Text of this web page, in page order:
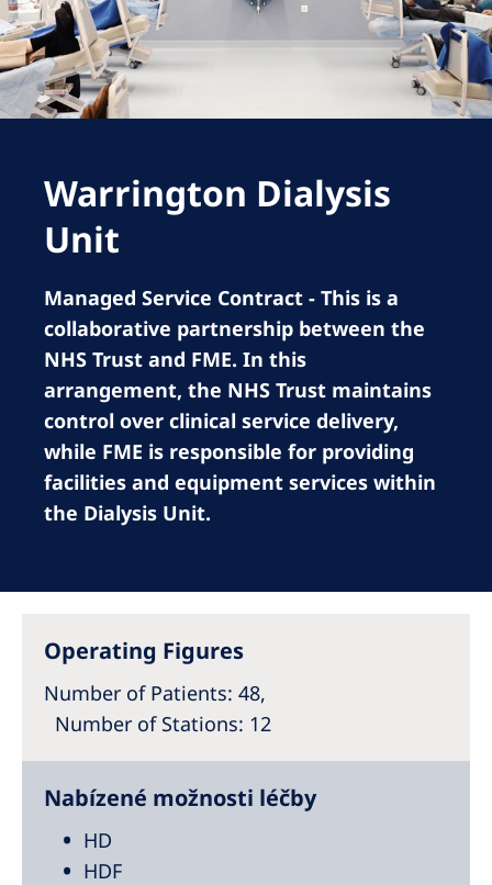
Romania
Russia
Serbia
Slovenia
Spain
Switzerland
United Kingdom
Asia Pacific
Asia Pacific
Australia
United States of America
NephroCare International
Warrington Dialysis
Unit
Managed Service Contract - This is a
collaborative partnership between the
NHS Trust and FME. In this
arrangement, the NHS Trust maintains
control over clinical service delivery,
while FME is responsible for providing
facilities and equipment services within
the Dialysis Unit.
Operating Figures
Number of Patients: 48,
Number of Stations: 12
Nabízené možnosti léčby
HD
HDF